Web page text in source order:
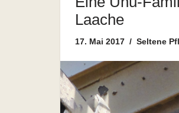
Laache
17. Mai 2017 Seltene